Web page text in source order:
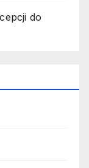
do